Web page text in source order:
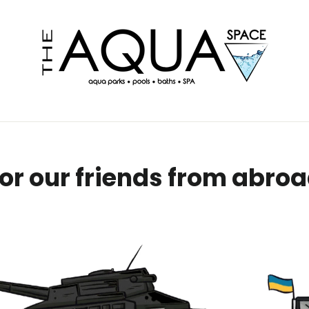
our friends from